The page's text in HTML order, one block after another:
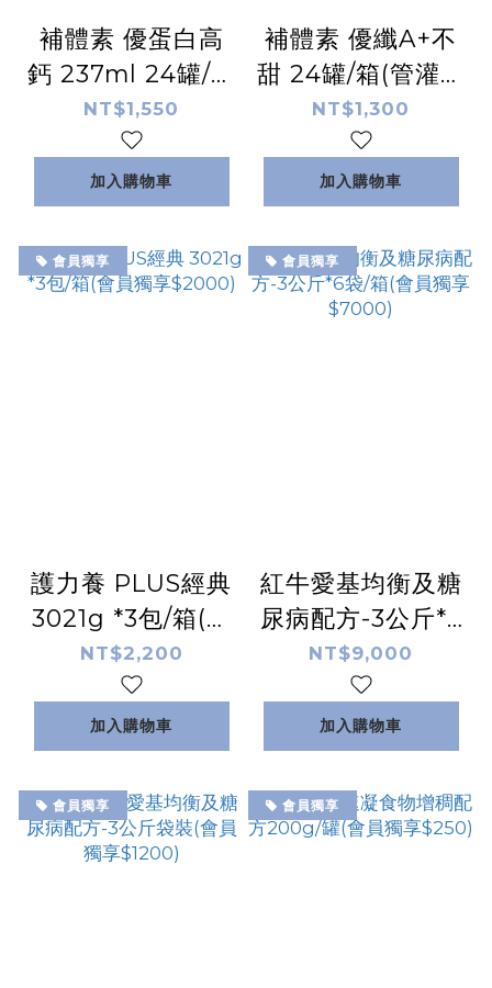
補體素 優蛋白高
鈣 237ml 24罐/箱
(原味)(宅配免運，
無外島及偏遠區域
寄送)
NT$1,550
加入購物車
補體素 優纖A+不
甜 24罐/箱(管灌適
用)(會員獨享
NT$1180)
NT$1,300
加入購物車
會員獨享
護力養 PLUS經典
3021g *3包/箱(會
員獨享$2000)
NT$2,200
加入購物車
會員獨享
紅牛愛基均衡及糖
尿病配方-3公斤*6
袋/箱(會員獨享
$7000)
NT$9,000
加入購物車
會員獨享 會員獨享